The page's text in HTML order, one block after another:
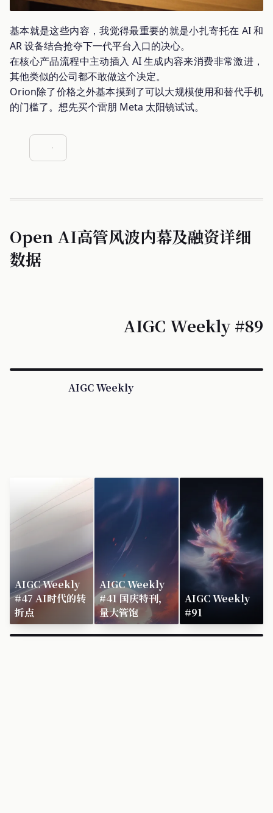
基本就是这些内容，我觉得最重要的就是小扎寄托在 AI 和
AR 设备结合抢夺下一代平台入口的决心。
在核心产品流程中主动插入 AI 生成内容来消费非常激进，
其他类似的公司都不敢做这个决定。
Orion除了价格之外基本摸到了可以大规模使用和替代手机
的门槛了。想先买个雷朋 Meta 太阳镜试试。
Open AI高管风波内幕及融资详细
数据
AIGC Weekly #89
AIGC Weekly
AIGC Weekly
#47 AI时代的转
折点
AIGC Weekly
#41 国庆特刊，
量大管饱
AIGC Weekly
#91